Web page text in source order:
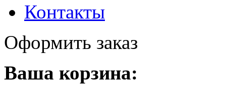
Контакты
Оформить заказ
Ваша корзина: